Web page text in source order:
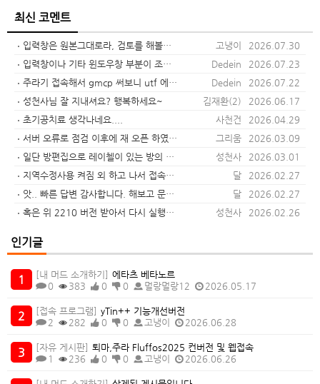
최신 코멘트
입력창은 원본그대로라, 검토를 해볼게요. 기타윈도우창은 사이즈는 늘어날텐데 폰트크기 얘긴가요? 고냉이
2026.07.30
입력창이나 기타 윈도우창 부분이 조절 될수 있을까요 너무 작아서 보기가 힘들어요 ㅎㅎ
Dedein
2026.07.23
주라기 접속해서 gmcp 써보니 utf 에선 괜찮은데 euckr 에서는 인코딩이 안 맞는지 방 정보가 깨져서 나와요 ㅎ
Dedein
2026.07.22
성천사님 잘 지내셔요? 행복하세요~
김재환(2)
2026.06.17
초기공치료 생각나네요....
사천건
2026.04.29
서버 오류로 점검 이후에 재 오픈 하였습니다.
그리움
2026.03.09
일단 방편집으로 레이첼이 있는 방의 체력재생 옵션을 끄면 정상작동 합니다. 이후에 수정해서 패치하겠습니다.
성천사
2026.03.01
지역수정사용 켜짐 외 하고 나서 접속해보니깐 이동 잘 됩니다. 감사합니다. 행복한 주말 되세요.
달
2026.02.27
앗.. 빠른 답변 감사합니다. 해보고 문제 있으면 다시 댓글 달겠습니다.
달
2026.02.27
혹은 위 2210 버전 받아서 다시 실행해보세요.
성천사 2026.02.26
인기글
[내 머드 소개하기] 에타츠 베타노르
0
383 0 0 멀랑멀랑12 2026.05.17
[접속 프로그램] yTin++ 기능개선버전
2
282 0 0 고냉이 2026.06.28
[자유 게시판] 퇴마,주라 Fluffos2025 컨버전 및 웹접속
1
236 0 0 고냉이 2026.06.26